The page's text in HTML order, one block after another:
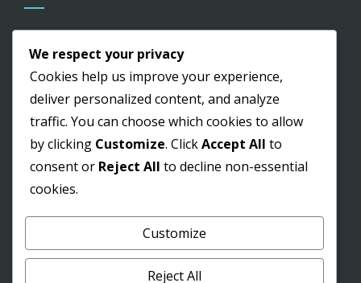
Cultura
Educação
Informação
Lazer
Obras
Saúde
Pesquisar
We respect your privacy
Cookies help us improve your experience,
deliver personalized content, and analyze
traffic. You can choose which cookies to allow
by clicking Customize. ClickAccept All to
consent or Reject All to decline non-essential
cookies.
Customize
Reject All